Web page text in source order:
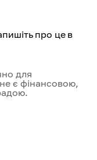
про це в
для
не є фінансовою,